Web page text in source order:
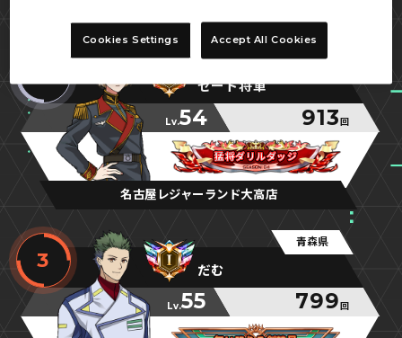
愛知県
セード将軍
Lv.54 913 回
猛将ダリルダッジ
猛将ダリルダッジ
猛将ダリルダッジ
名古屋レジャーランド大高店
3
青森県
だむ
Lv.55 799 回
Cookies Settings Accept All Cookies